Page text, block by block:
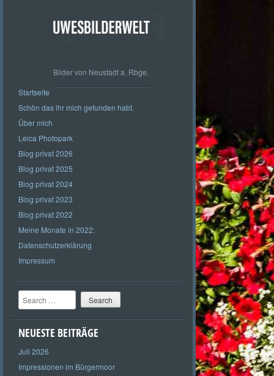
Bilder von Neustadt a. Rbge.
Startseite
Schön das ihr mich gefunden habt.
Über mich
Leica Photopark
Blog privat 2026
Blog privat 2025
Blog privat 2024
Blog privat 2023
Blog privat 2022
Meine Monate in 2022:
Datenschutzerklärung
Impressum
Search
NEUESTE BEITRÄGE
Juli 2026
Impressionen im Bürgermoor